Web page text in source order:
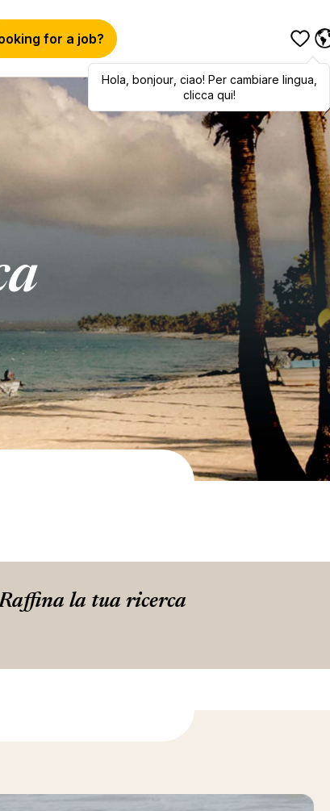
for a job?
Hola,bonjour,ciao! To switch
languages, click here!
Hola bonjour, ciao! Per cambiare lingua,
clicca qui!
la tua ricerca